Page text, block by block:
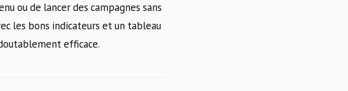
ou de lancer des campagnes sans
les bons indicateurs et un tableau
efficace.